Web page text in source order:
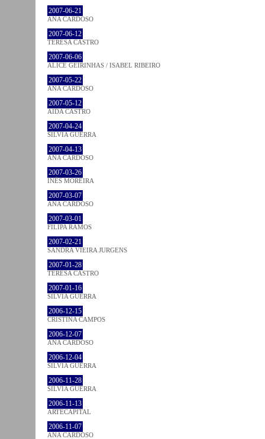
2007-06-21
ANA CARDOSO
2007-06-12
TERESA CASTRO
2007-06-06
ALICE GEIRINHAS / ISABEL RIBEIRO
2007-05-22
ANA CARDOSO
2007-05-12
AIDA CASTRO
2007-04-24
SÍLVIA GUERRA
2007-04-13
ANA CARDOSO
2007-03-26
INÊS MOREIRA
2007-03-07
ANA CARDOSO
2007-03-01
FILIPA RAMOS
2007-02-21
SANDRA VIEIRA JURGENS
2007-01-28
TERESA CASTRO
2007-01-16
SÍLVIA GUERRA
2006-12-15
CRISTINA CAMPOS
2006-12-07
ANA CARDOSO
2006-12-04
SÍLVIA GUERRA
2006-11-28
SÍLVIA GUERRA
2006-11-13
ARTECAPITAL
2006-11-07
ANA CARDOSO